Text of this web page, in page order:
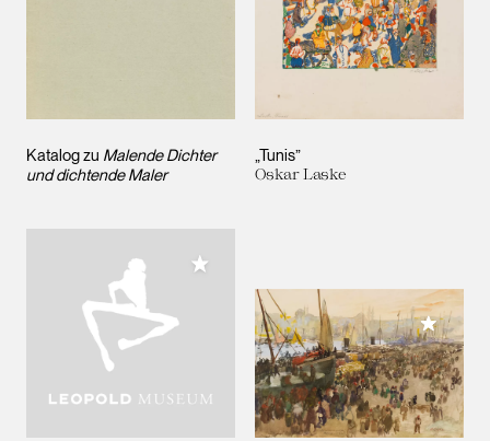
Katalog zu Malende Dichter
und dichtende Maler
„Tunis”
Oskar Laske
Meiner Sammlung hinzufügen
Meiner